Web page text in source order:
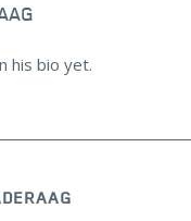
his bio yet.